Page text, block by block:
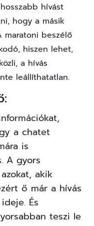
hívást
hogy a másik
maratoni beszélő
hiszen lehet,
a hívás
leállíthatatlan.
a chatet
is
A gyors
akik
ő már a hívás
És
teszi le